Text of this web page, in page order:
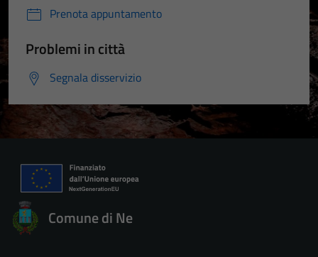
Prenota appuntamento
Problemi in città
Segnala disservizio
Comune di Ne